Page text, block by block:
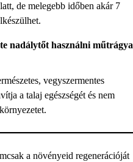
de melegebb időben akár 7
nadálytőt használni műtrágya
vegyszermentes
a talaj egészségét és nem
a növényeid regenerációját